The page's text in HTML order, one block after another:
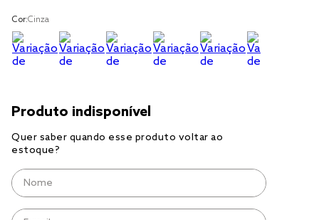
Cor:Cinza
jogo cama
jogo cama casal